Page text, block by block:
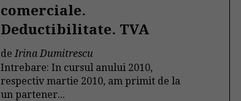
comerciale.
Deductibilitate. TVA
deIrina Dumitrescu
Intrebare: In cursul anului 2010,
respectiv martie 2010, am primit de la
un partener...